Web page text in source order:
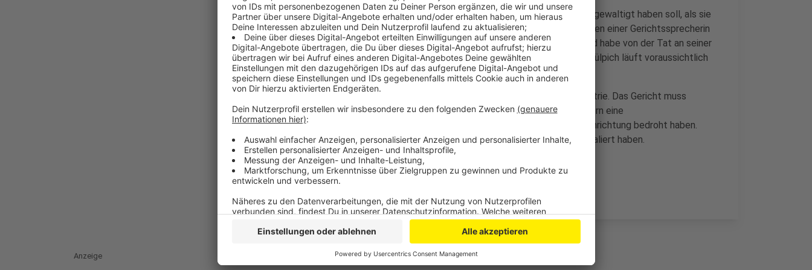
Angeklagt ist ein Mann aus Zülpich, weil er seine Stieftochter vergewaltigt haben soll, als sie
mit ihrem Kind zu Besuch bei dem Mann gewesen ist. Nach Angaben einer Gerichtssprecherin
soll es im Sommer 2020 zu der Tat gekommen sein. Das Enkelkind habe von der Tat an seiner
Mutter nichts mitbekommen. Der Prozess gegen den Mann aus Zülpich läuft voraussichtlich
bis Ende Oktober.
In dem zweiten Fall geht es um eine Unterbringung in der Psychiatrie. Das Gericht muss
entscheiden, ob ein Bewohner der psychiatrischen Klinik Marienborn eine
Sicherungsverwahrung erhält. Er soll zweimal Beschäftigte der Einrichtung bedroht haben.
Zuvor soll er bereits bei seinen Eltern und der Polizei in Bonn randaliert haben.
Anzeige
Anzeige